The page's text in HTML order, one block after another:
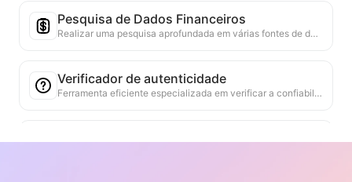
Pesquisa de Dados Financeiros
Realizar uma pesquisa aprofundada em várias fontes de dados confiáveis sobre os indicadores financeiros ou pontos de dados mencionados na página atual. Fornecer comparações de dados históricos e benchmarks do setor, ajudando os usuários a compreender plenamente a situação financeira e o desempenho de mercado da empresa.
Verificador de autenticidade
Ferramenta eficiente especializada em verificar a confiabilidade do conteúdo da página da web. Identifica automaticamente declarações e dados-chave, cruzando-os com fontes externas confiáveis. Classifica a credibilidade de declarações importantes, fornecendo explicações dos resultados da verificação e links para as fontes dos fatos. Ajuda a melhorar a literacia da informação e a prevenir a disseminação de informações falsas.
Localizador de Argumentos